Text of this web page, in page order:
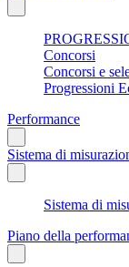
Concorsi
Concorsi e
Progressioni
Performance
Sistema di
Sistema di
Piano della